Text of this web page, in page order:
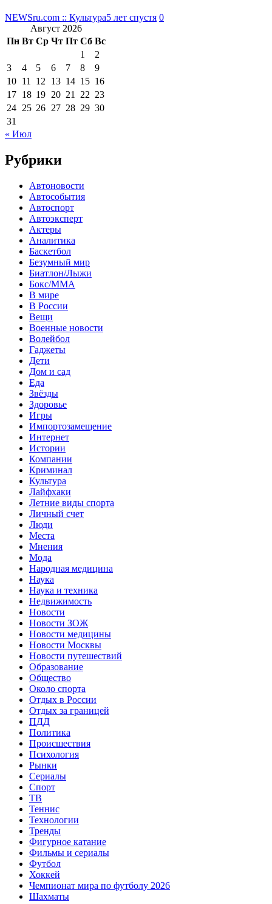
NEWSru.com :: Культура5 лет спустя 0
Август 2026
Пн Вт Ср Чт Пт Сб Вс
1
2
3
4 5 6 7 8
9
10 11 12 13 14 15 16
17 18 19 20 21 22 23
24 25 26 27 28 29 30
31
« Июл
Рубрики
Автоновости
Автособытия
Автоспорт
Автоэксперт
Актеры
Аналитика
Баскетбол
Безумный мир
Биатлон/Лыжи
Бокс/MMA
В мире
В России
Вещи
Военные новости
Волейбол
Гаджеты
Дети
Дом и сад
Еда
Звёзды
Здоровье
Игры
Импортозамещение
Интернет
Истории
Компании
Криминал
Культура
Лайфхаки
Летние виды спорта
Личный счет
Люди
Места
Мнения
Мода
Народная медицина
Наука
Наука и техника
Недвижимость
Новости
Новости ЗОЖ
Новости медицины
Новости Москвы
Новости путешествий
Образование
Общество
Около спорта
Отдых в России
Отдых за границей
ПДД
Политика
Происшествия
Психология
Рынки
Сериалы
Спорт
ТВ
Теннис
Технологии
Тренды
Фигурное катание
Фильмы и сериалы
Футбол
Хоккей
Чемпионат мира по футболу 2026
Шахматы